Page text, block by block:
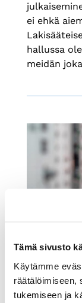
Tämä sivusto
Käytämme
räätälöimiseen,
tukemiseen ja
ei ehkä
hallussa
meidän
9.10.2020